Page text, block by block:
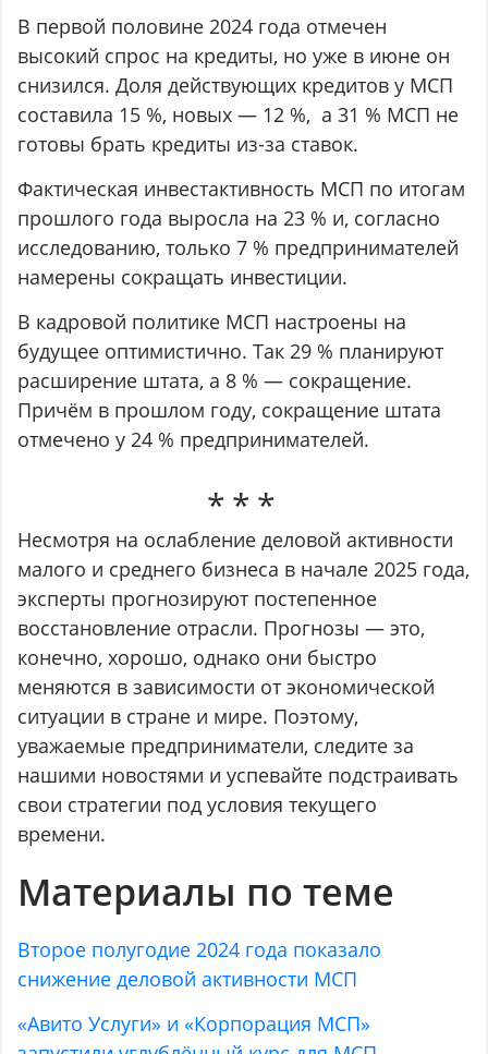
В первой половине 2024 года отмечен
высокий спрос на кредиты, но уже в июне он
снизился. Доля действующих кредитов у МСП
составила 15 %, новых — 12 %, а 31 % МСП не
готовы брать кредиты из-за ставок.
Фактическая инвестактивность МСП по итогам
прошлого года выросла на 23 % и, согласно
исследованию, только 7 % предпринимателей
намерены сокращать инвестиции.
В кадровой политике МСП настроены на
будущее оптимистично. Так 29 % планируют
расширение штата, а 8 % — сокращение.
Причём в прошлом году, сокращение штата
отмечено у 24 % предпринимателей.
Несмотря на ослабление деловой активности
малого и среднего бизнеса в начале 2025 года,
эксперты прогнозируют постепенное
восстановление отрасли. Прогнозы — это,
конечно, хорошо, однако они быстро
меняются в зависимости от экономической
ситуации в стране и мире. Поэтому,
уважаемые предприниматели, следите за
нашими новостями и успевайте подстраивать
свои стратегии под условия текущего
времени.
Материалы по теме
Второе полугодие 2024 года показало
снижение деловой активности МСП
«Авито Услуги» и «Корпорация МСП»